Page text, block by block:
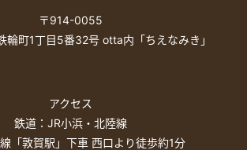
〒914-0055
輪町1丁目5番32号 otta内「ちえなみき」
アクセス
鉄道：JR小浜・北陸線
「敦賀駅」下車 西口より徒歩約1分